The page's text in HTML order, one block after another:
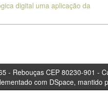
digital uma aplicação da
Rebouças CEP 80230-
com DSpace, mantido